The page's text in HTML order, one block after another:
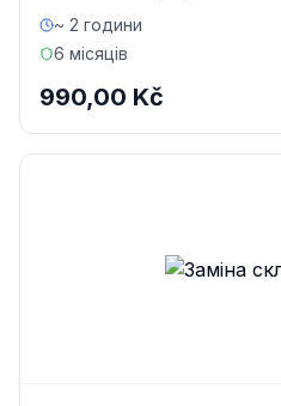
~ 2 години
6 місяців
990,00 Kč